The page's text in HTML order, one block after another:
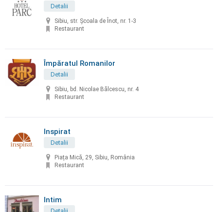
Detalii
Sibiu, str. Şcoala de Înot, nr. 1-3
Restaurant
Împăratul Romanilor
Detalii
Sibiu, bd. Nicolae Bălcescu, nr. 4
Restaurant
Inspirat
Detalii
Piața Mică, 29, Sibiu, România
Restaurant
Intim